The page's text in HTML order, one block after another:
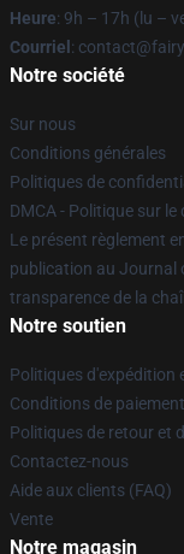
Heure: 9h – 17h (lu –
Courriel :
Notre société
Sur nous
Conditions générales
Politiques de
DMCA - Politique sur
Le présent règlement
publication au Journal
transparence de la
Notre soutien
Politiques d'expédition
Conditions de paiement
Politiques de retour et
Contactez-nous
Aide aux clients (FAQ)
Vente
Notre magasin